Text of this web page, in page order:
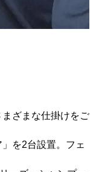
ざまな仕掛けをご
を2台設置。フェ